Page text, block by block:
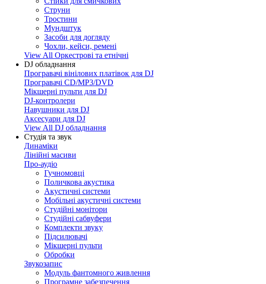
Струни
Тростини
Мундштук
Засоби для догляду
Чохли, кейси, ремені
View All Оркестрові та етнічні
DJ обладнання
Програвачі вінілових платівок для DJ
Програвачі CD/MP3/DVD
Мікшерні пульти для DJ
DJ-контролери
Навушники для DJ
Аксесуари для DJ
View All DJ обладнання
Студія та звук
Динаміки
Лінійні масиви
Про-аудіо
Гучномовці
Поличкова акустика
Акустичні системи
Мобільні акустичні системи
Студійні монітори
Студійні сабвуфери
Комплекти звуку
Підсилювачі
Мікшерні пульти
Обробки
Звукозапис
Модуль фантомного живлення
Програмне забезпечення